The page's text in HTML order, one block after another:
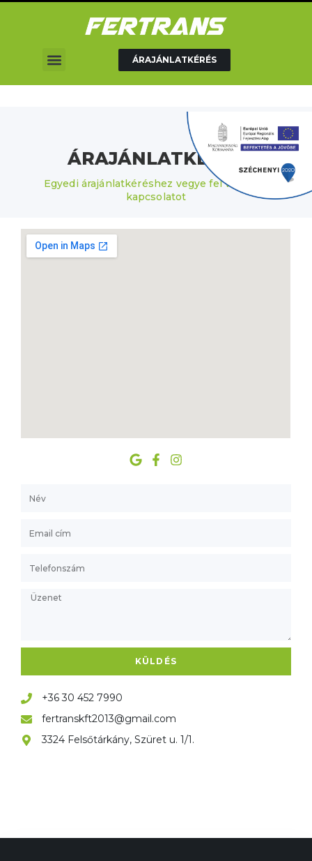
ÁRAJÁNLATKÉRÉS
ÁRAJÁNLATKÉRÉS
Egyedi árajánlatkéréshez vegye fel velünk a
kapcsolatot
KÜLDÉS
+36 30 452 7990
fertranskft2013@gmail.com
3324 Felsőtárkány, Szüret u. 1/1.